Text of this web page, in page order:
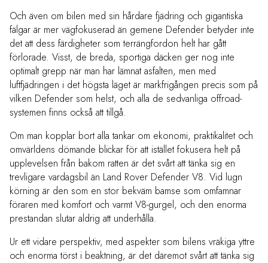
Och även om bilen med sin hårdare fjädring och gigantiska
fälgar är mer vägfokuserad än gemene Defender betyder inte
det att dess färdigheter som terrängfordon helt har gått
förlorade. Visst, de breda, sportiga däcken ger nog inte
optimalt grepp när man har lämnat asfalten, men med
luftfjädringen i det högsta läget är markfrigången precis som på
vilken Defender som helst, och alla de sedvanliga offroad-
systemen finns också att tillgå.
Om man kopplar bort alla tankar om ekonomi, praktikalitet och
omvärldens dömande blickar för att istället fokusera helt på
upplevelsen från bakom ratten är det svårt att tänka sig en
trevligare vardagsbil än Land Rover Defender V8. Vid lugn
körning är den som en stor bekväm bamse som omfamnar
föraren med komfort och varmt V8-gurgel, och den enorma
prestandan slutar aldrig att underhålla.
Ur ett vidare perspektiv, med aspekter som bilens vräkiga yttre
och enorma törst i beaktning, är det däremot svårt att tänka sig